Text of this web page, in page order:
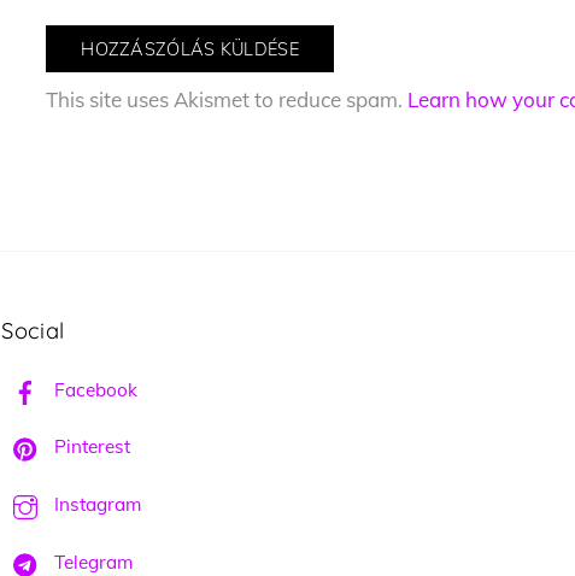
This site uses Akismet to reduce spam. Learn how your
Social
Facebook
Pinterest
Instagram
Telegram